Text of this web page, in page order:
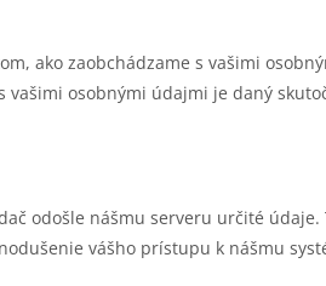
ako zaobchádzame s vašimi
vašimi osobnými údajmi je daný
odošle nášmu serveru určité
vášho prístupu k nášmu